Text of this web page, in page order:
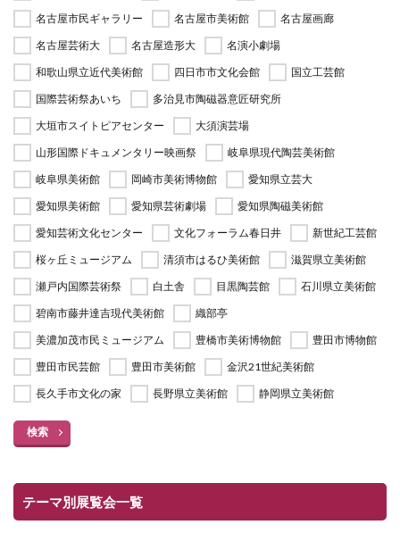
名古屋市民ギャラリー
名古屋市美術館
名古屋画廊
名古屋芸術大
名古屋造形大
名演小劇場
和歌山県立近代美術館
四日市市文化会館
国立工芸館
国際芸術祭あいち
多治見市陶磁器意匠研究所
大垣市スイトピアセンター
大須演芸場
山形国際ドキュメンタリー映画祭
岐阜県現代陶芸美術館
岐阜県美術館
岡崎市美術博物館
愛知県立芸大
愛知県美術館
愛知県芸術劇場
愛知県陶磁美術館
愛知芸術文化センター
文化フォーラム春日井
新世紀工芸館
桜ヶ丘ミュージアム
清須市はるひ美術館
滋賀県立美術館
瀬戸内国際芸術祭
白土舎 目黒陶芸館
石川県立美術館
碧南市藤井達吉現代美術館
織部亭
美濃加茂市民ミュージアム
豊橋市美術博物館
豊田市博物館
豊田市民芸館
豊田市美術館
金沢21世紀美術館
長久手市文化の家
長野県立美術館 静岡県立美術館
検索
テーマ別展覧会一覧